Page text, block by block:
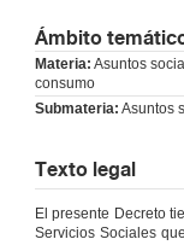
Ámbito
Materia: Asuntos
consumo
Submateria: Asuntos
Texto legal
El presente Decreto
Servicios Sociales